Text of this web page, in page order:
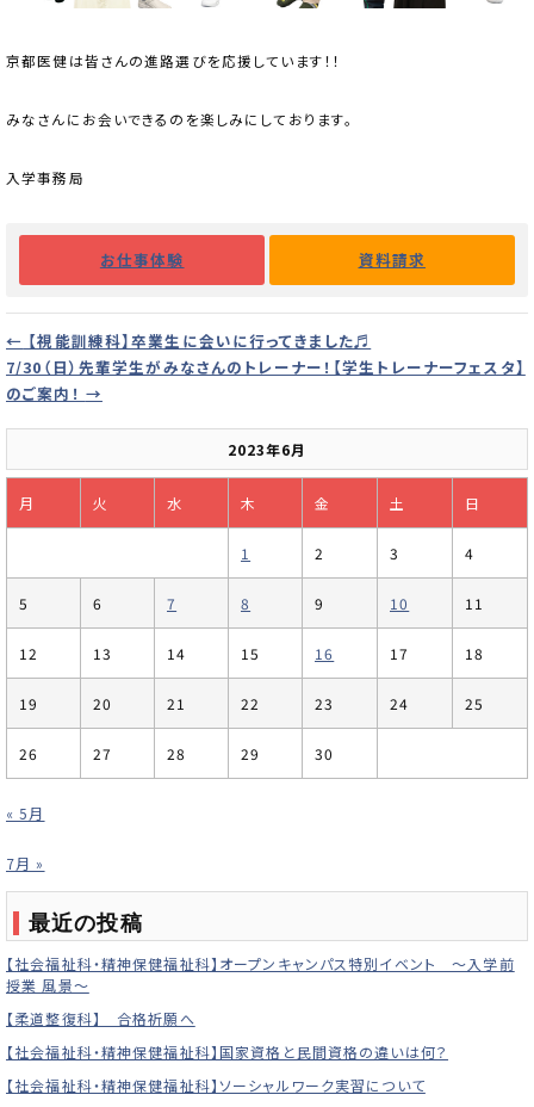
京都医健は皆さんの進路選びを応援しています！！
みなさんにお会いできるのを楽しみにしております。
入学事務局
お仕事体験 資料請求
← 【視能訓練科】卒業生に会いに行ってきました♬
7/30（日）先輩学生がみなさんのトレーナー！【学生トレーナーフェスタ】
のご案内！ →
2023年6月
月 火 水 木 金 土 日
1 2 3 4
5 6 7 8 9 10 11
12 13 14 15 16 17 18
19 20 21 22 23 24 25
26 27 28 29 30
« 5月
7月 »
最近の投稿
【社会福祉科・精神保健福祉科】オープンキャンパス特別イベント ～入学前
授業 風景～
【柔道整復科】 合格祈願へ
【社会福祉科・精神保健福祉科】国家資格と民間資格の違いは何？
【社会福祉科・精神保健福祉科】ソーシャルワーク実習について